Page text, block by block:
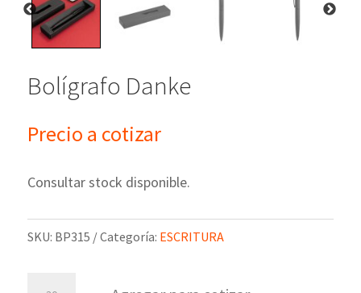
Bolígrafo Danke
Precio a cotizar
Consultar stock disponible.
SKU: BP315 Categoría: ESCRITURA